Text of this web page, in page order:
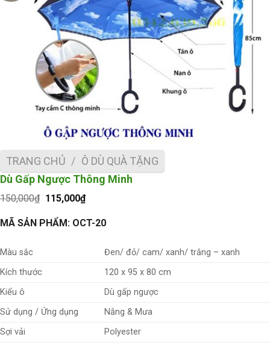
TRANG CHỦ / Ô DÙ QUÀ TẶNG
Dù Gấp Ngược Thông Minh
150,000₫ Giá
là:
150,000₫.
115,000₫Giá
hiện
tại
là:
MÃ SẢN PHẨM: OCT-20
Màu sắc
Đen/ đỏ/ cam/ xanh/ trắng – xanh
Kích thước
120 x 95 x 80 cm
Kiểu ô
Dù gấp ngược
Sử dụng / Ứng dụng
Nắng & Mưa
Sợi vải
Polyester